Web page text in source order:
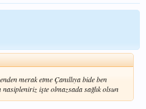
merak etme Çanıllıya bide ben
nasipleniriz işte olmazsada sağlık olsun